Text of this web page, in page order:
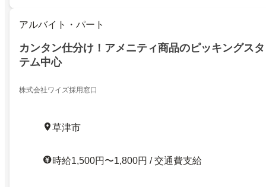
アルバイト・パート
カンタン仕分け！アメニティ商品のピッキングス
テム中心
株式会社ワイズ採用窓口
草津市
時給1,500円〜1,800円 / 交通費支給